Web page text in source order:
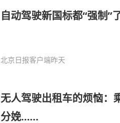
自动驾驶新国标都“强制”
北京日报客户端昨天
无人驾驶出租车的烦恼：
分娩……